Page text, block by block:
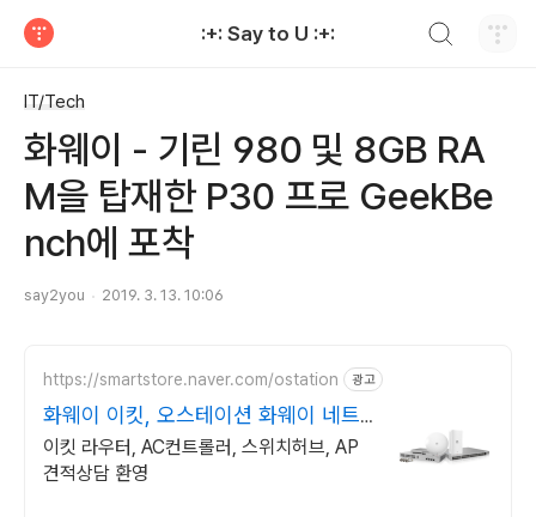
:+: Say to U :+:
IT/Tech
화웨이 - 기린 980 및 8GB RA
M을 탑재한 P30 프로 GeekBe
nch에 포착
say2you 2019. 3. 13. 10:06
https://smartstore.naver.com/ostation 광고
화웨이 이킷, 오스테이션 화웨이 네트
워크부문 전문업체
이킷 라우터, AC컨트롤러, 스위치허브, AP
견적상담 환영